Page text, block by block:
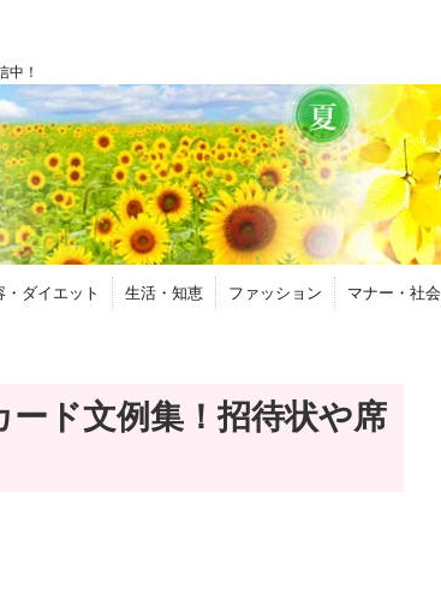
中！
・ダイエット 生活・知恵 ファッション マナー・社会
ド文例集！招待状や席